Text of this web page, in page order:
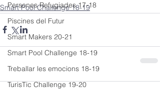
Persones Refugiades 17-18
Piscines del Futur
Smart Makers 20-21
Smart Pool Challenge 18-19
Treballar les emocions 18-19
TurisTic Challenge 19-20
Smart Pool Challenge 18-19